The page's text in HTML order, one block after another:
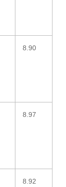
8.90
8.97
8.92